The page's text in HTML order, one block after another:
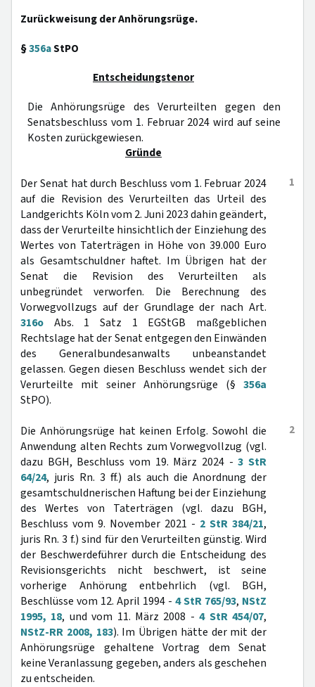
Zurückweisung der Anhörungsrüge.
§356aStPO
Entscheidungstenor
Die Anhörungsrüge des Verurteilten gegen den
Senatsbeschluss vom 1. Februar 2024 wird auf seine
Kosten zurückgewiesen.
Gründe
1
Der Senat hat durch Beschluss vom 1. Februar 2024
auf die Revision des Verurteilten das Urteil des
Landgerichts Köln vom 2. Juni 2023 dahin geändert,
dass der Verurteilte hinsichtlich der Einziehung des
Wertes von Taterträgen in Höhe von 39.000 Euro
als Gesamtschuldner haftet. Im Übrigen hat der
Senat die Revision des Verurteilten als
unbegründet verworfen. Die Berechnung des
Vorwegvollzugs auf der Grundlage der nach Art.
316o Abs. 1 Satz 1 EGStGB maßgeblichen
Rechtslage hat der Senat entgegen den Einwänden
des Generalbundesanwalts unbeanstandet
gelassen. Gegen diesen Beschluss wendet sich der
Verurteilte mit seiner Anhörungsrüge (§ 356a
StPO).
2
Die Anhörungsrüge hat keinen Erfolg. Sowohl die
Anwendung alten Rechts zum Vorwegvollzug (vgl.
dazu BGH, Beschluss vom 19. März 2024 -3 StR
64/24, juris Rn. 3 ff.) als auch die Anordnung der
gesamtschuldnerischen Haftung bei der Einziehung
des Wertes von Taterträgen (vgl. dazu BGH,
Beschluss vom 9. November 2021 - 2 StR 384/21,
juris Rn. 3 f.) sind für den Verurteilten günstig. Wird
der Beschwerdeführer durch die Entscheidung des
Revisionsgerichts nicht beschwert, ist seine
vorherige Anhörung entbehrlich (vgl. BGH,
Beschlüsse vom 12. April 1994 - 4 StR 765/93, NStZ
1995, 18, und vom 11. März 2008 -4 StR 454/07,
NStZ-RR 2008, 183). Im Übrigen hätte der mit der
Anhörungsrüge gehaltene Vortrag dem Senat
keine Veranlassung gegeben, anders als geschehen
zu entscheiden.